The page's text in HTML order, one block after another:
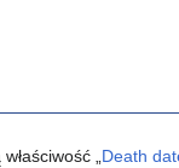
„ Death